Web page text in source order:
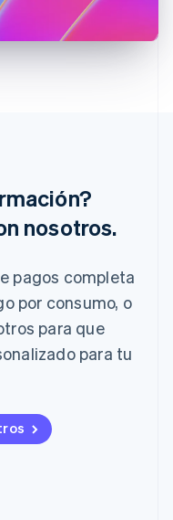
nosotros.
pagos completa
por consumo, o
para que
para tu